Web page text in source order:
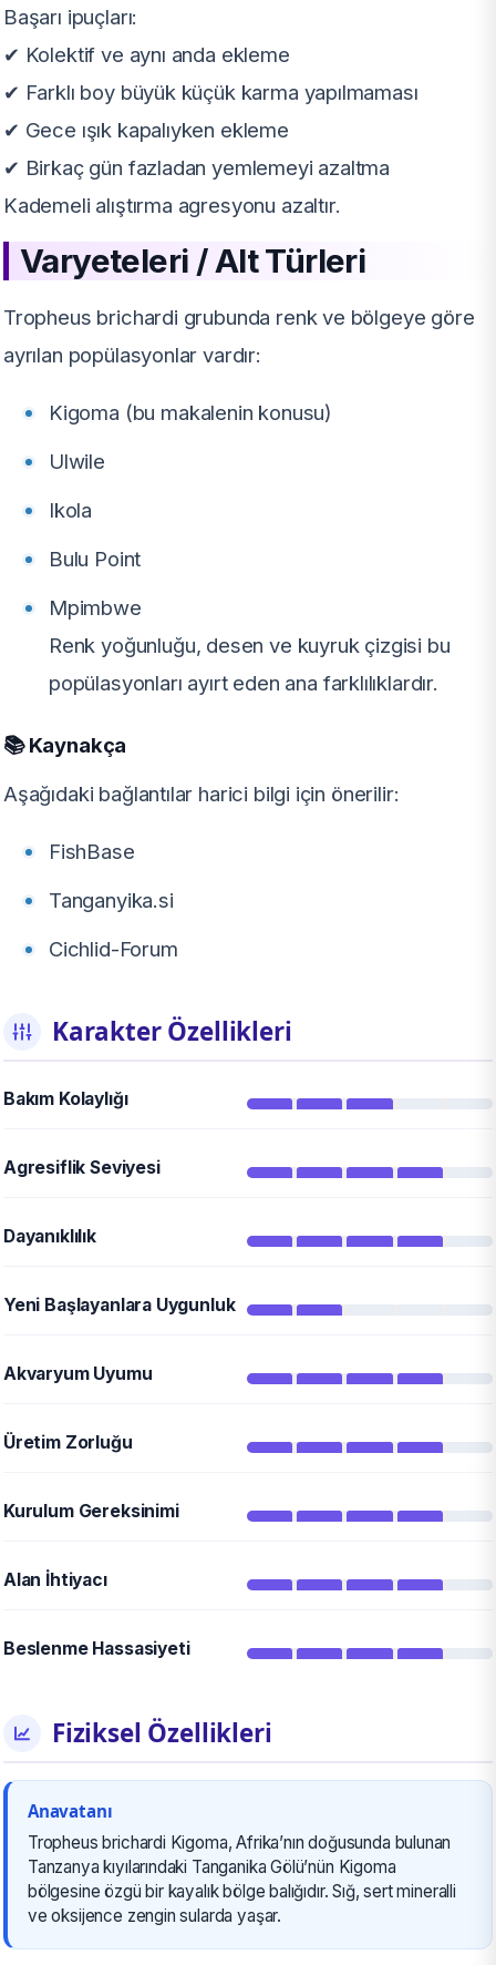
Başarı ipuçları:
✔ Kolektif ve aynı anda ekleme
✔ Farklı boy büyük küçük karma yapılmaması
✔ Gece ışık kapalıyken ekleme
✔ Birkaç gün fazladan yemlemeyi azaltma
Kademeli alıştırma agresyonu azaltır.
Varyeteleri / Alt Türleri
Tropheus brichardi grubunda renk ve bölgeye göre
ayrılan popülasyonlar vardır:
Kigoma (bu makalenin konusu)
Ulwile
Ikola
Bulu Point
Mpimbwe
Renk yoğunluğu, desen ve kuyruk çizgisi bu
popülasyonları ayırt eden ana farklılıklardır.
📚 Kaynakça
Aşağıdaki bağlantılar harici bilgi için önerilir:
FishBase
Tanganyika.si
Cichlid-Forum
Karakter Özellikleri
Bakım Kolaylığı
Agresiflik Seviyesi
Dayanıklılık
Yeni Başlayanlara Uygunluk
Akvaryum Uyumu
Üretim Zorluğu
Kurulum Gereksinimi
Alan İhtiyacı
Beslenme Hassasiyeti
Fiziksel Özellikleri
Anavatanı
Tropheus brichardi Kigoma, Afrika’nın doğusunda bulunan
Tanzanya kıyılarındaki Tanganika Gölü’nün Kigoma
bölgesine özgü bir kayalık bölge balığıdır. Sığ, sert mineralli
ve oksijence zengin sularda yaşar.